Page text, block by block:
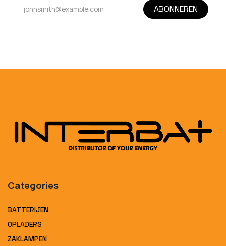
ABONNEREN
Categories
BATTERIJEN
OPLADERS
ZAKLAMPEN